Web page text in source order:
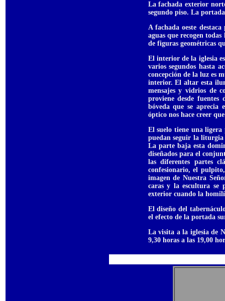
La fachada exterior
segundo piso. La
A fachada oeste
aguas que recogen
de figuras geométricas
El interior de la iglesia
varios segundos hasta
concepción de la luz es
interior. El altar esta
mensajes y vidrios de
proviene desde fuentes
bóveda que se aprecia
óptico nos hace creer
El suelo tiene una
puedan seguir la
La parte baja esta
diseñados para el
las diferentes partes
confesionario, el
imagen de Nuestra
caras y la escultura se
exterior cuando la
El diseño del
el efecto de la portada
La visita a la iglesia de
9,30 horas a las 19,00